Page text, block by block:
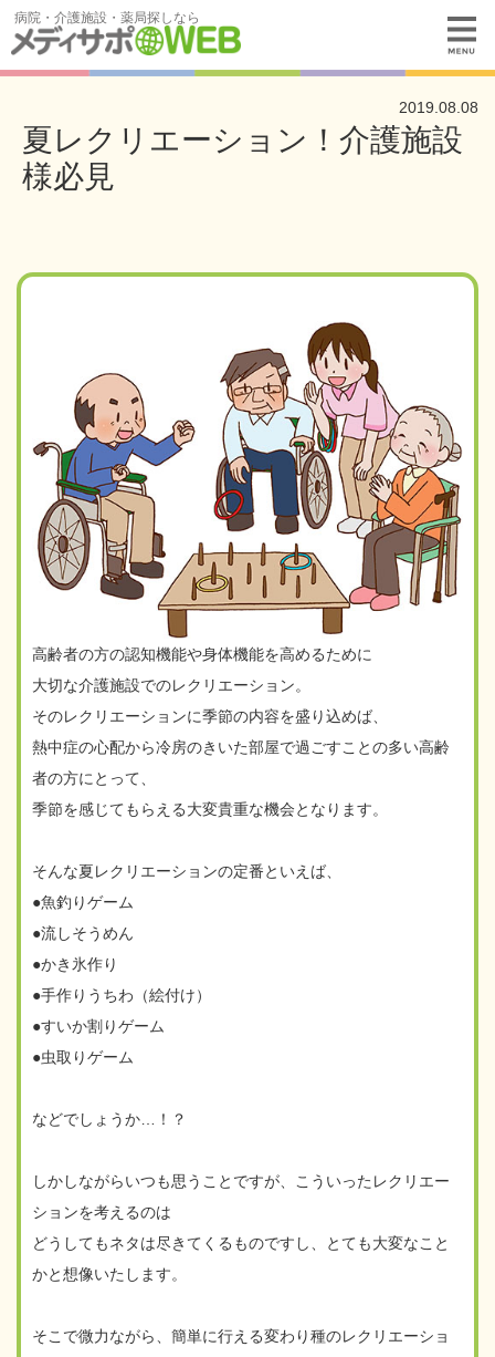
病院・介護施設・薬局探しなら
2019.08.08
夏レクリエーション！介護施設
様必見
高齢者の方の認知機能や身体機能を高めるために
大切な介護施設でのレクリエーション。
そのレクリエーションに季節の内容を盛り込めば、
熱中症の心配から冷房のきいた部屋で過ごすことの多い高齢
者の方にとって、
季節を感じてもらえる大変貴重な機会となります。
そんな夏レクリエーションの定番といえば、
●魚釣りゲーム
●流しそうめん
●かき氷作り
●手作りうちわ（絵付け）
●すいか割りゲーム
●虫取りゲーム
などでしょうか…！？
しかしながらいつも思うことですが、こういったレクリエー
ションを考えるのは
どうしてもネタは尽きてくるものですし、とても大変なこと
かと想像いたします。
そこで微力ながら、簡単に行える変わり種のレクリエーショ